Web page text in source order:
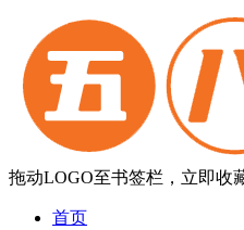
拖动LOGO至书签栏，立即收
首页